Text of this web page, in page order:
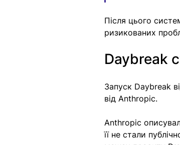
Після цього
ризикованих
Daybreak
Запуск Daybreak
від Anthropic.
Anthropic
її не стали